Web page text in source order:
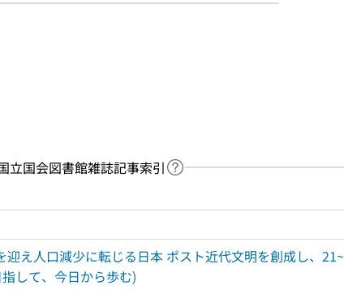
立国会図書館雑誌記事索引 Link to Help Page
keyword search of the table of contents
え人口減少に転じる日本 ポスト近代文明を創成し、
して、今日から歩む)